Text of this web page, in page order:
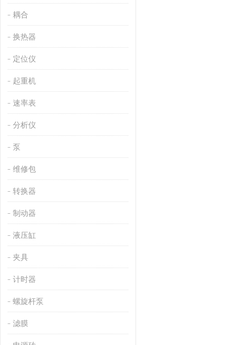
耦合
换热器
定位仪
起重机
速率表
分析仪
泵
维修包
转换器
制动器
液压缸
夹具
计时器
螺旋杆泵
滤膜